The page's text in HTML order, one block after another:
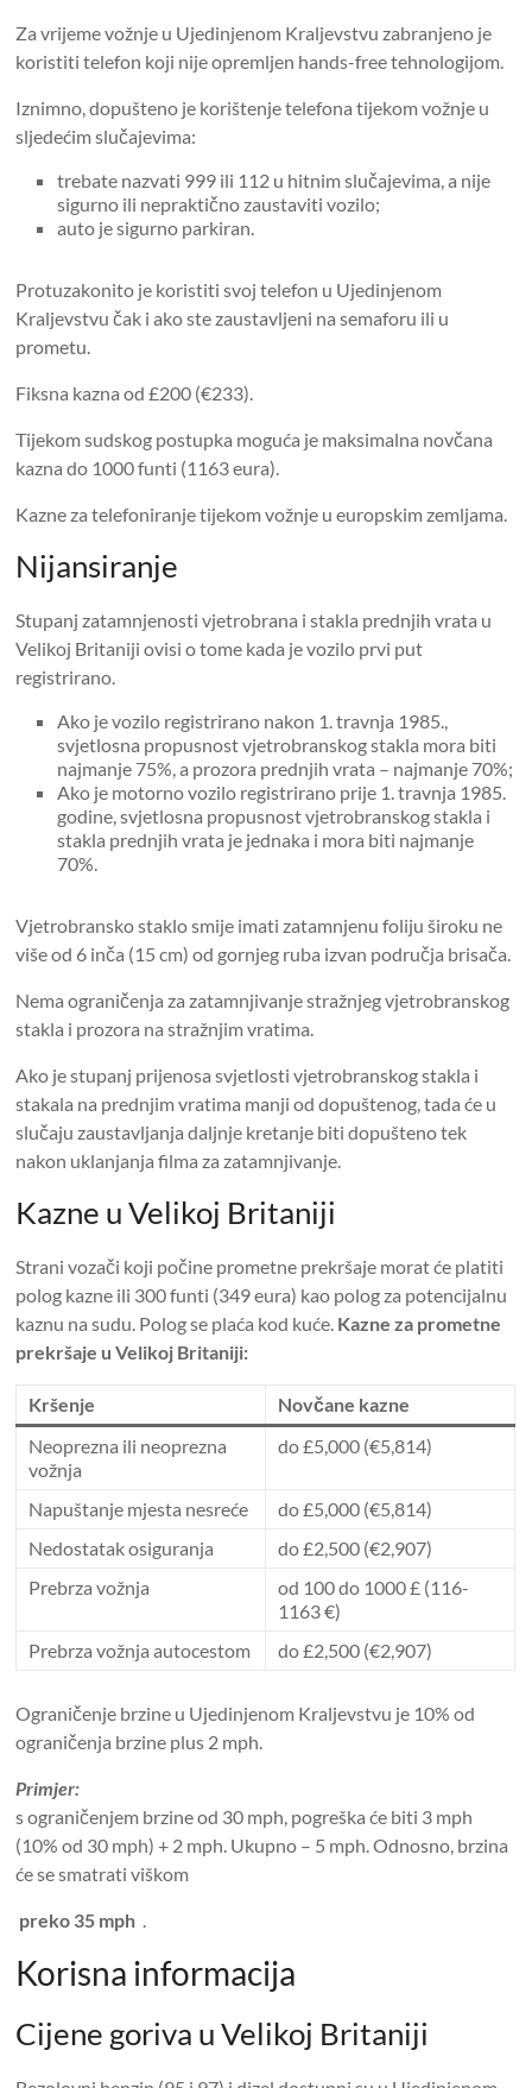
Za vrijeme vožnje u Ujedinjenom Kraljevstvu zabranjeno je
koristiti telefon koji nije opremljen hands-free tehnologijom.
Iznimno, dopušteno je korištenje telefona tijekom vožnje u
sljedećim slučajevima:
trebate nazvati 999 ili 112 u hitnim slučajevima, a nije
sigurno ili nepraktično zaustaviti vozilo;
auto je sigurno parkiran.
Protuzakonito je koristiti svoj telefon u Ujedinjenom
Kraljevstvu čak i ako ste zaustavljeni na semaforu ili u
prometu.
Fiksna kazna od £200 (€233).
Tijekom sudskog postupka moguća je maksimalna novčana
kazna do 1000 funti (1163 eura).
Kazne za telefoniranje tijekom vožnje u europskim zemljama.
Nijansiranje
Stupanj zatamnjenosti vjetrobrana i stakla prednjih vrata u
Velikoj Britaniji ovisi o tome kada je vozilo prvi put
registrirano.
Ako je vozilo registrirano nakon 1. travnja 1985.,
svjetlosna propusnost vjetrobranskog stakla mora biti
najmanje 75%, a prozora prednjih vrata – najmanje 70%;
Ako je motorno vozilo registrirano prije 1. travnja 1985.
godine, svjetlosna propusnost vjetrobranskog stakla i
stakla prednjih vrata je jednaka i mora biti najmanje
70%.
Vjetrobransko staklo smije imati zatamnjenu foliju široku ne
više od 6 inča (15 cm) od gornjeg ruba izvan područja brisača.
Nema ograničenja za zatamnjivanje stražnjeg vjetrobranskog
stakla i prozora na stražnjim vratima.
Ako je stupanj prijenosa svjetlosti vjetrobranskog stakla i
stakala na prednjim vratima manji od dopuštenog, tada će u
slučaju zaustavljanja daljnje kretanje biti dopušteno tek
nakon uklanjanja filma za zatamnjivanje.
Kazne u Velikoj Britaniji
Strani vozači koji počine prometne prekršaje morat će platiti
polog kazne ili 300 funti (349 eura) kao polog za potencijalnu
kaznu na sudu. Polog se plaća kod kuće. Kazne za prometne
prekršaje u Velikoj Britaniji:
Kršenje
Novčane kazne
Neoprezna ili neoprezna
vožnja
do £5,000 (€5,814)
Napuštanje mjesta nesreće
do £5,000 (€5,814)
Nedostatak osiguranja
do £2,500 (€2,907)
Prebrza vožnja
od 100 do 1000 £ (116-
1163 €)
Prebrza vožnja autocestom
do £2,500 (€2,907)
Ograničenje brzine u Ujedinjenom Kraljevstvu je 10% od
ograničenja brzine plus 2 mph.
Primjer:
s ograničenjem brzine od 30 mph, pogreška će biti 3 mph
(10% od 30 mph) + 2 mph. Ukupno – 5 mph. Odnosno, brzina
će se smatrati viškom
preko 35 mph .
Korisna informacija
Cijene goriva u Velikoj Britaniji